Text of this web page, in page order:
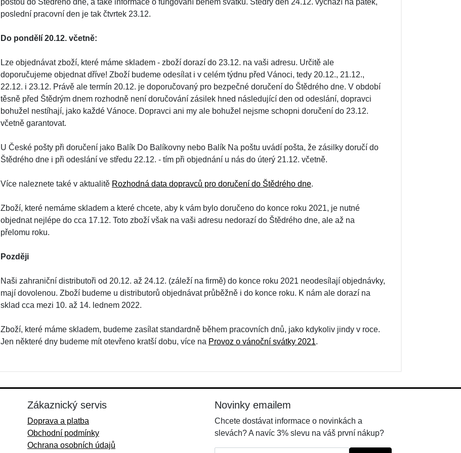
poštou do Štědrého dne, a také informace o fungování během svátků. Štědrý den 24.12. vychází na pátek,
poslední pracovní den je tak čtvrtek 23.12.
Do pondělí 20.12. včetně:
Lze objednávat zboží, které máme skladem - zboží dorazí do 23.12. na vaši adresu. Určitě ale
doporučujeme objednat dříve! Zboží budeme odesílat i v celém týdnu před Vánoci, tedy 20.12., 21.12.,
22.12. i 23.12. Právě ale termín 20.12. je doporučovaný pro bezpečné doručení do Štědrého dne. V období
těsně před Štědrým dnem rozhodně není doručování zásilek hned následující den od odeslání, dopravci
bohužel nestíhají, jako každé Vánoce. Dopravci ani my ale bohužel nejsme schopni doručení do 23.12.
včetně garantovat.
U České pošty při doručení jako Balík Do Balíkovny nebo Balík Na poštu uvádí pošta, že zásilky doručí do
Štědrého dne i při odeslání ve středu 22.12. - tím při objednání u nás do úterý 21.12. včetně.
Více naleznete také v aktualitě Rozhodná data dopravců pro doručení do Štědrého dne.
Zboží, které nemáme skladem a které chcete, aby k vám bylo doručeno do konce roku 2021, je nutné
objednat nejlépe do cca 17.12. Toto zboží však na vaši adresu nedorazí do Štědrého dne, ale až na
přelomu roku.
Později
Naši zahraniční distributoři od 20.12. až 24.12. (záleží na firmě) do konce roku 2021 neodesílají objednávky,
mají dovolenou. Zboží budeme u distributorů objednávat průběžně i do konce roku. K nám ale dorazí na
sklad cca mezi 10. až 14. lednem 2022.
Zboží, které máme skladem, budeme zasílat standardně během pracovních dnů, jako kdykoliv jindy v roce.
Jen některé dny budeme mít otevřeno kratší dobu, více na Provoz o vánoční svátky 2021.
Zákaznický servis
Doprava a platba
Obchodní podmínky
Ochrana osobních údajů
Novinky emailem
Chcete dostávat informace o novinkách a
slevách? A navíc 3% slevu na váš první nákup?